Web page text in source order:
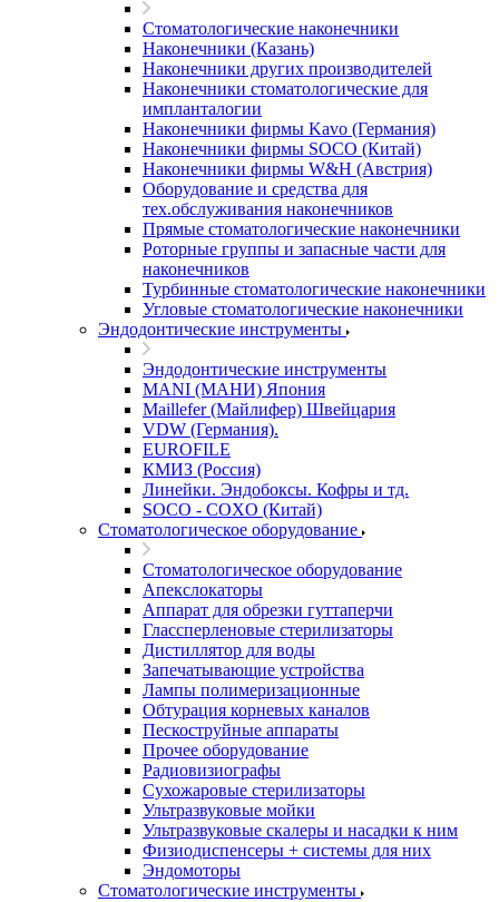
Стоматологические наконечники
Наконечники (Казань)
Наконечники других производителей
Наконечники стоматологические для
импланталогии
Наконечники фирмы Kavo (Германия)
Наконечники фирмы SOCO (Китай)
Наконечники фирмы W&H (Австрия)
Оборудование и средства для
тех.обслуживания наконечников
Прямые стоматологические наконечники
Роторные группы и запасные части для
наконечников
Турбинные стоматологические наконечники
Угловые стоматологические наконечники
Эндодонтические инструменты
Эндодонтические инструменты
MANI (МАНИ) Япония
Maillefer (Майлифер) Швейцария
VDW (Германия).
EUROFILE
КМИЗ (Россия)
Линейки. Эндобоксы. Кофры и тд.
SOCO - COXO (Китай)
Стоматологическое оборудование
Стоматологическое оборудование
Апекслокаторы
Аппарат для обрезки гуттаперчи
Глассперленовые стерилизаторы
Дистиллятор для воды
Запечатывающие устройства
Лампы полимеризационные
Обтурация корневых каналов
Пескоструйные аппараты
Прочее оборудование
Радиовизиографы
Сухожаровые стерилизаторы
Ультразвуковые мойки
Ультразвуковые скалеры и насадки к ним
Физиодиспенсеры + системы для них
Эндомоторы
Стоматологические инструменты